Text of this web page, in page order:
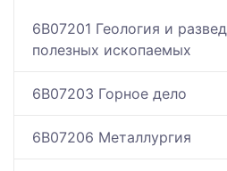
6B07201 Геология и
полезных ископаемых
6B07203 Горное дело
6B07206 Металлургия